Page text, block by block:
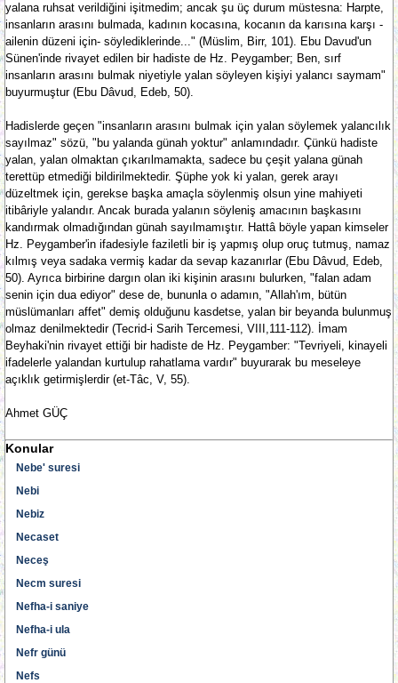
yalana ruhsat verildiğini işitmedim; ancak şu üç durum müstesna: Harpte,
insanların arasını bulmada, kadının kocasına, kocanın da karısına karşı -
ailenin düzeni için- söylediklerinde..." (Müslim, Birr, 101). Ebu Davud'un
Sünen'inde rivayet edilen bir hadiste de Hz. Peygamber; Ben, sırf
insanların arasını bulmak niyetiyle yalan söyleyen kişiyi yalancı saymam"
buyurmuştur (Ebu Dâvud, Edeb, 50).
Hadislerde geçen "insanların arasını bulmak için yalan söylemek yalancılık
sayılmaz" sözü, "bu yalanda günah yoktur" anlamındadır. Çünkü hadiste
yalan, yalan olmaktan çıkarılmamakta, sadece bu çeşit yalana günah
terettüp etmediği bildirilmektedir. Şüphe yok ki yalan, gerek arayı
düzeltmek için, gerekse başka amaçla söylenmiş olsun yine mahiyeti
itibâriyle yalandır. Ancak burada yalanın söyleniş amacının başkasını
kandırmak olmadığından günah sayılmamıştır. Hattâ böyle yapan kimseler
Hz. Peygamber'in ifadesiyle faziletli bir iş yapmış olup oruç tutmuş, namaz
kılmış veya sadaka vermiş kadar da sevap kazanırlar (Ebu Dâvud, Edeb,
50). Ayrıca birbirine dargın olan iki kişinin arasını bulurken, "falan adam
senin için dua ediyor" dese de, bununla o adamın, "Allah'ım, bütün
müslümanları affet" demiş olduğunu kasdetse, yalan bir beyanda bulunmuş
olmaz denilmektedir (Tecrid-i Sarih Tercemesi, VIII,111-112). İmam
Beyhaki'nin rivayet ettiği bir hadiste de Hz. Peygamber: "Tevriyeli, kinayeli
ifadelerle yalandan kurtulup rahatlama vardır" buyurarak bu meseleye
açıklık getirmişlerdir (et-Tâc, V, 55).
Ahmet GÜÇ
Konular
Nebe' suresi
Nebi
Nebiz
Necaset
Neceş
Necm suresi
Nefha-i saniye
Nefha-i ula
Nefr günü
Nefs